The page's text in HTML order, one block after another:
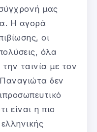
μας
Η αγορά
οι
όλα
ταινία με τον
δεν
είναι η πιο